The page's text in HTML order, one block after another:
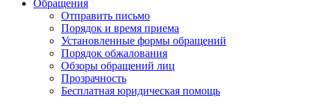
Обращения
Отправить письмо
Порядок и время приема
Установленные формы обращений
Порядок обжалования
Обзоры обращений лиц
Прозрачность
Бесплатная юридическая помощь